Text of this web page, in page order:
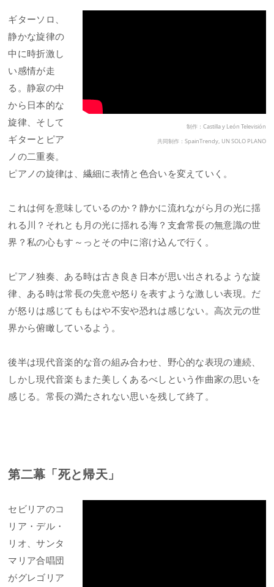
制作：Castilla y León Televisión
共同制作：SpainTrendy, UN SOLO PLANO
ギターソロ、
静かな旋律の
中に時折激し
い感情が走
る。静寂の中
から日本的な
旋律、そして
ギターとピア
ノの二重奏。
ピアノの旋律は、繊細に表情と色合いを変えていく。
これは何を意味しているのか？静かに流れながら月の光に揺
れる川？それとも月の光に揺れる海？支倉常長の無意識の世
界？私の心もす～っとその中に溶け込んで行く。
ピアノ独奏、ある時は古き良き日本が思い出されるような旋
律、ある時は常長の失意や怒りを表すような激しい表現。だ
が怒りは感じてももはや不安や恐れは感じない。高次元の世
界から俯瞰しているよう。
後半は現代音楽的な音の組み合わせ、野心的な表現の連続、
しかし現代音楽もまた美しくあるべしという作曲家の思いを
感じる。常長の満たされない思いを残して終了。
第二幕「死と帰天」
セビリアのコ
リア・デル・
リオ、サンタ
マリア合唱団
がグレゴリア